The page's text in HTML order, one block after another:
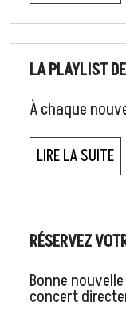
LA PLAYLIST
À chaque
LIRE LA SUITE
RÉSERVEZ
Bonne
concert